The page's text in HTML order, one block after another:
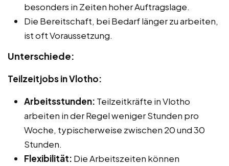
besonders in Zeiten hoher Auftragslage.
Die Bereitschaft, bei Bedarf länger zu arbeiten,
ist oft Voraussetzung.
Unterschiede:
Teilzeitjobs in Vlotho:
Arbeitsstunden: Teilzeitkräfte in Vlotho
arbeiten in der Regel weniger Stunden pro
Woche, typischerweise zwischen 20 und 30
Stunden.
Flexibilität: Die Arbeitszeiten können